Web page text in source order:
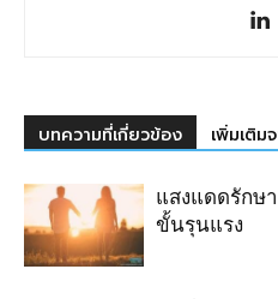
บทความที่เกี่ยวข้อง เพิ่มเติม
แสงแดดรักษ
ขั้นรุนแรง